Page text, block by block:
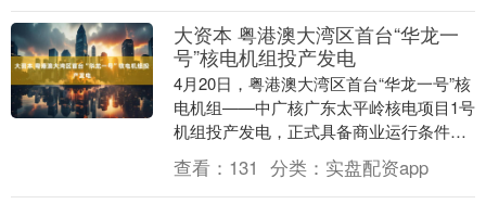
大资本 粤港澳大湾区首台“华龙一
号”核电机组投产发电
4月20日，粤港澳大湾区首台“华龙一号”核
电机组——中广核广东太平岭核电项目1号
机组投产发电，正式具备商业运行条件，
预计年发电量超90亿千瓦时，能够满足大
湾区百....
查看： 131 分类： 实盘配资app